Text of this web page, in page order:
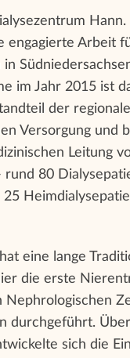
engagierte Arbeit
im Jahr 2015 ist
der
Versorgung und
Leitung
rund 80
eine lange
die erste
Nephrologischen
durchgeführt.
sich die